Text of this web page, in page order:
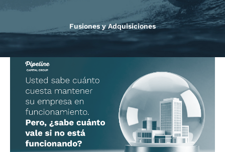
Fusiones y Adquisiciones